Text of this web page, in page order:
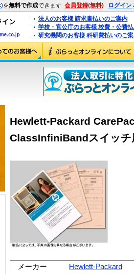
)を無料で作成できます 会員登録(無料) ログイン
法人のお客様 請求書払いのご案内
学校・官公庁のお客様 校費・公費
研究機関のお客様 科研費払いのご
Hewlett-Packard
ClassInfiniBandスイッチ
メーカー
Hewlett-Packard